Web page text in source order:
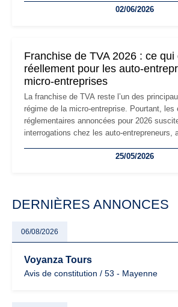
les auto-entrepreneurs devront s'adapter à
02/06/2026
Franchise de TVA 2026 : ce qui
réellement pour les auto-
micro-entreprises
La franchise de TVA reste l’un des
régime de la micro-entreprise. Pourtant, les
réglementaires annoncées pour 2026
interrogations chez les auto-entrepreneurs,
facturation ou risque de bascule vers la
25/05/2026
DERNIÈRES ANNONCES
06/08/2026
Voyanza Tours
Avis de constitution / 53 - Mayenne